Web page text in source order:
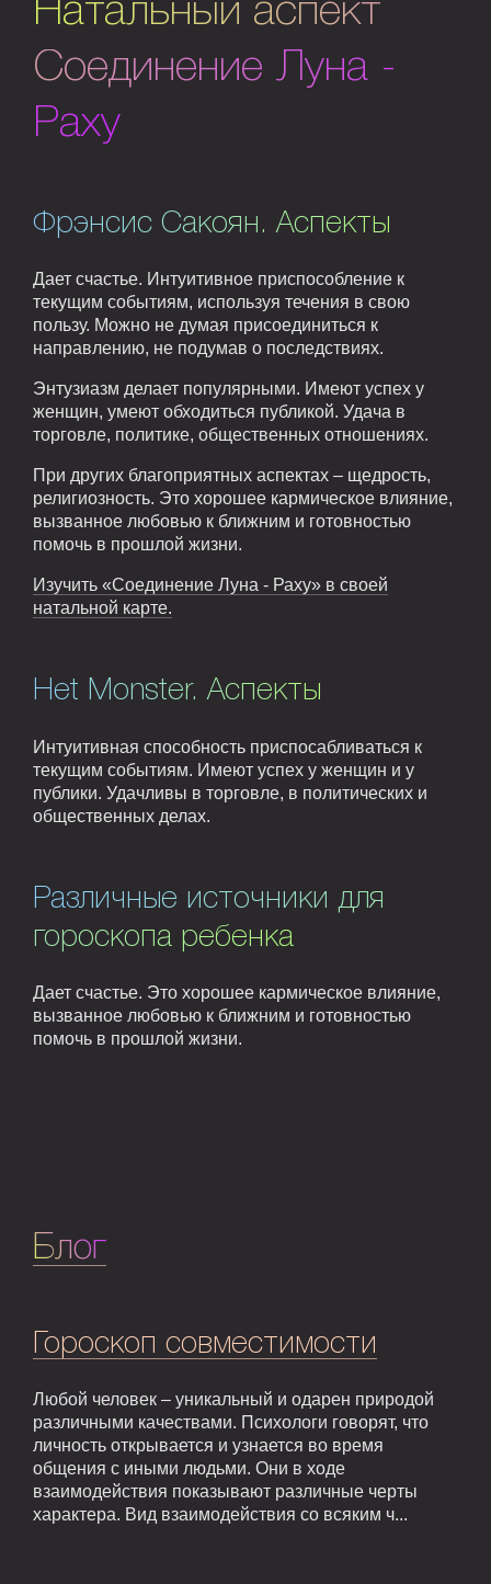
Натальный аспект
Соединение Луна -
Раху
Фрэнсис Сакоян. Аспекты
Дает счастье. Интуитивное приспособление к
текущим событиям, используя течения в свою
пользу. Можно не думая присоединиться к
направлению, не подумав о последствиях.
Энтузиазм делает популярными. Имеют успех у
женщин, умеют обходиться публикой. Удача в
торговле, политике, общественных отношениях.
При других благоприятных аспектах – щедрость,
религиозность. Это хорошее кармическое влияние,
вызванное любовью к ближним и готовностью
помочь в прошлой жизни.
Изучить «Соединение Луна - Раху» в своей
натальной карте.
Het Monster. Аспекты
Интуитивная способность приспосабливаться к
текущим событиям. Имеют успех у женщин и у
публики. Удачливы в торговле, в политических и
общественных делах.
Различные источники для
гороскопа ребенка
Дает счастье. Это хорошее кармическое влияние,
вызванное любовью к ближним и готовностью
помочь в прошлой жизни.
Блог
Гороскоп совместимости
Любой человек – уникальный и одарен природой
различными качествами. Психологи говорят, что
личность открывается и узнается во время
общения с иными людьми. Они в ходе
взаимодействия показывают различные черты
характера. Вид взаимодействия со всяким ч...